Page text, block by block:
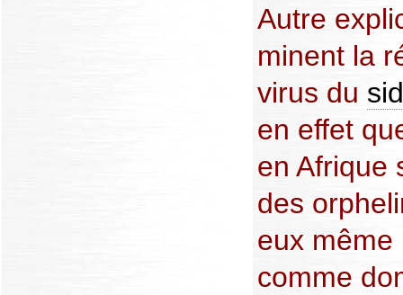
Autre
minent la
virus du
en effet
en Afrique
des
eux même
comme